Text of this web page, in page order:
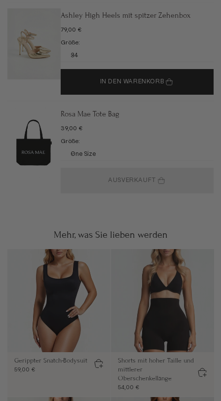
Ashley High Heels mit spitzer Zehenbox
ANGEBOT
79,00 €
Größe:
34
IN DEN WARENKORB
Rosa Mae Tote Bag
ANGEBOT
39,00 €
Größe:
One Size
AUSVERKAUFT
Mehr, was Sie lieben werden
Gerippter Snatch-Bodysuit
59,00 €
Shorts mit hoher Taille und
mittlerer
Oberschenkellänge
54,00 €